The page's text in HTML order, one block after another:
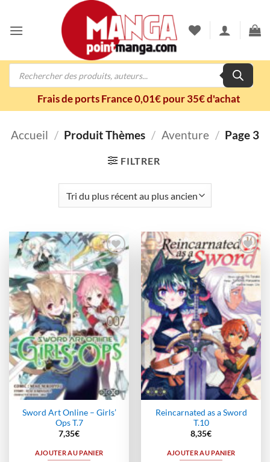
contenu
Recherche
Frais de ports France 0,01€ pour 35€ d'achat
Accueil / Produit Thèmes / Aventure / Page 3
FILTRER
Ajouter
à la
wishlist
Sword Art Online – Girls’
Ops T.7
7,35€
AJOUTER AU PANIER
Ajouter
à la
wishlist
Reincarnated as a Sword
T.10
8,35€
AJOUTER AU PANIER